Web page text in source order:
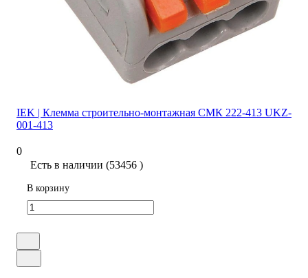
IEK | Клемма строительно-монтажная СМК 222-413 UKZ-
001-413
0
Есть в наличии (53456 )
В корзину